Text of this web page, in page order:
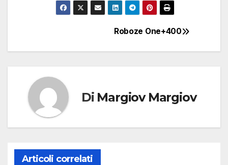
Navigazione
articoli
Roboze One+400
Di Margiov Margiov
Articoli correlati